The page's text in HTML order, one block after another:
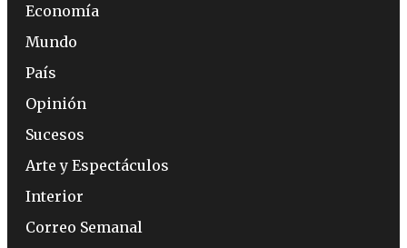
Economía
Mundo
País
Opinión
Sucesos
Arte y Espectáculos
Interior
Correo Semanal